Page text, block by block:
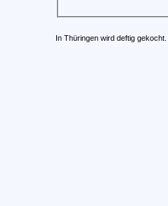
In Thüringen wird deftig